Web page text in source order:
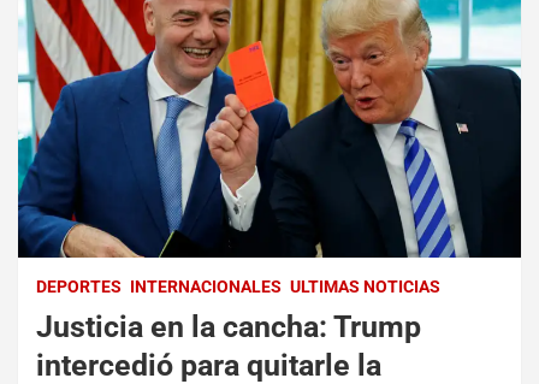
DEPORTES INTERNACIONALES ULTIMAS NOTICIAS
Justicia en la cancha: Trump
intercedió para quitarle la